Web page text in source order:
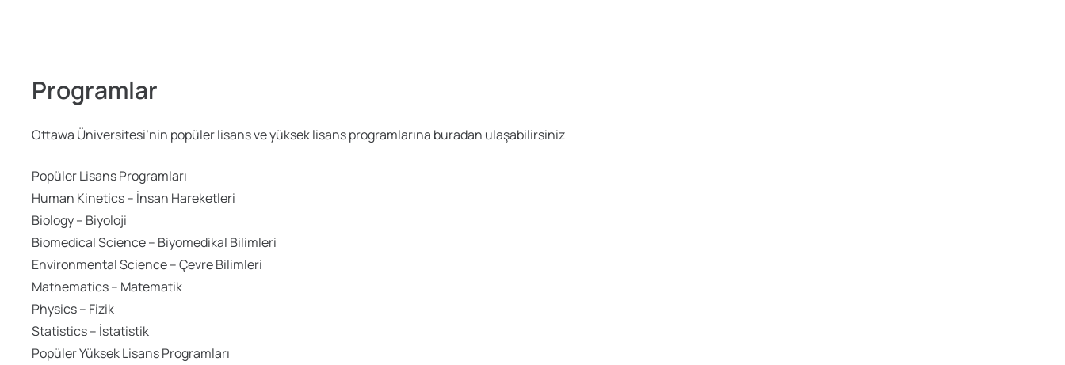
Programlar
Ottawa Üniversitesi’nin popüler lisans ve yüksek lisans programlarına buradan ulaşabilirsiniz
Popüler Lisans Programları
Human Kinetics – İnsan Hareketleri
Biology – Biyoloji
Biomedical Science – Biyomedikal Bilimleri
Environmental Science – Çevre Bilimleri
Mathematics – Matematik
Physics – Fizik
Statistics – İstatistik
Popüler Yüksek Lisans Programları